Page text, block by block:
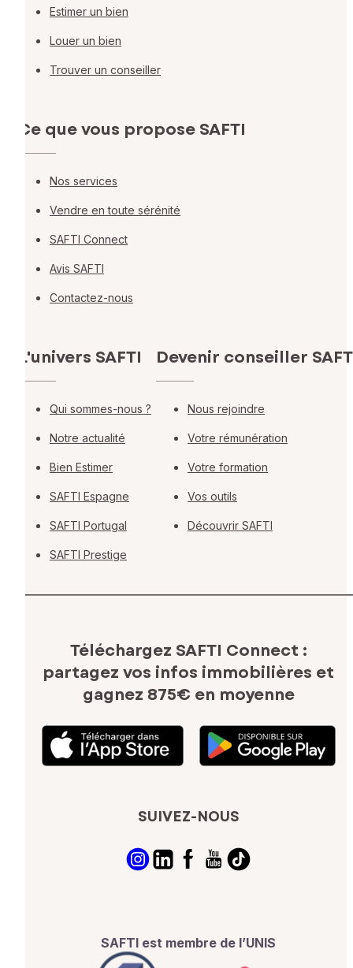
Estimer un bien
Louer un bien
Trouver un conseiller
Ce que vous propose SAFTI
Nos services
Vendre en toute sérénité
SAFTI Connect
Avis SAFTI
Contactez-nous
L'univers SAFTI
Qui sommes-nous ?
Notre actualité
Bien Estimer
SAFTI Espagne
SAFTI Portugal
SAFTI Prestige
Devenir conseiller
Nous rejoindre
Votre rémunération
Votre formation
Vos outils
Découvrir SAFTI
Téléchargez SAFTI Connect :
partagez vos infos immobilières et
gagnez 875€ en moyenne
SUIVEZ-NOUS
SAFTI est membre de l’UNIS